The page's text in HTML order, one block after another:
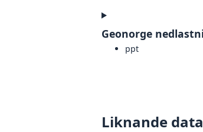
Geonorge
ppt
Liknande